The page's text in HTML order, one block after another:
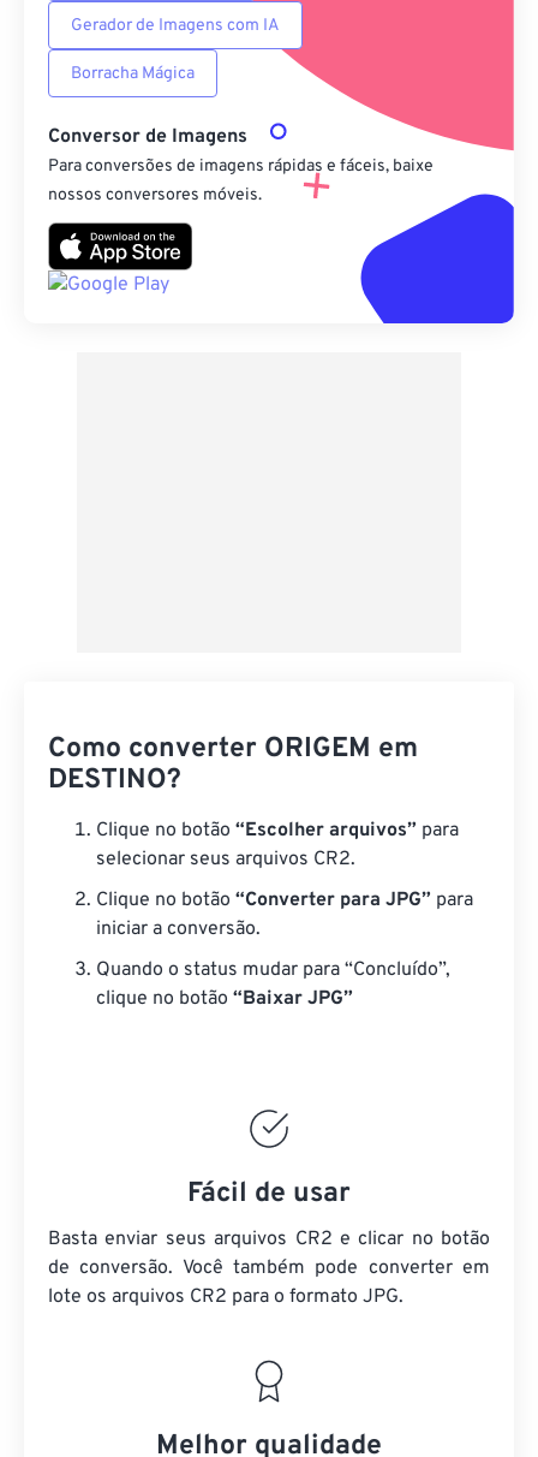
Gerador de Imagens com IA
Borracha Mágica
Conversor de Imagens
Para conversões de imagens rápidas e fáceis, baixe
nossos conversores móveis.
Como converter ORIGEM em
DESTINO?
Clique no botão “Escolher arquivos” para
selecionar seus arquivos CR2.
Clique no botão “Converter para JPG” para
iniciar a conversão.
Quando o status mudar para “Concluído”,
clique no botão “Baixar JPG”
Fácil de usar
Basta enviar seus arquivos CR2 e clicar no botão
de conversão. Você também pode converter em
lote os arquivos CR2 para o formato JPG.
Melhor qualidade